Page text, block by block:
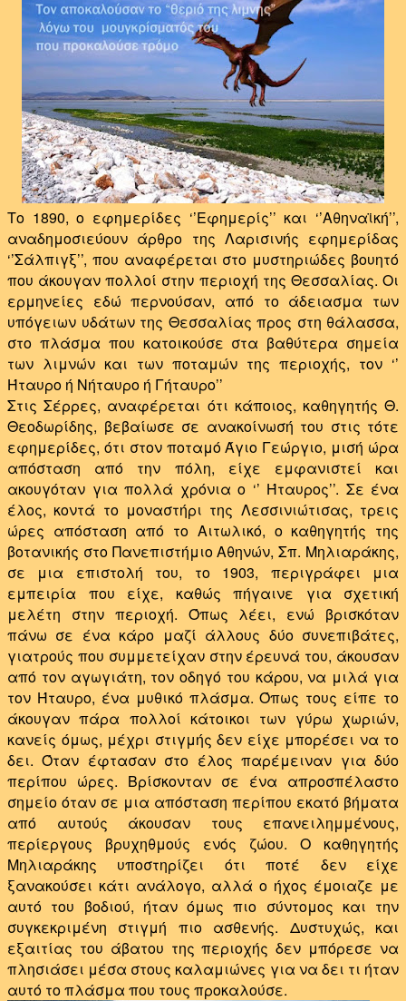
Το 1890, ο εφημερίδες ‘’Εφημερίς’’ και ‘’Αθηναϊκή’’,
αναδημοσιεύουν άρθρο της Λαρισινής εφημερίδας
‘’Σάλπιγξ’’, που αναφέρεται στο μυστηριώδες βουητό
που άκουγαν πολλοί στην περιοχή της Θεσσαλίας. Οι
ερμηνείες εδώ περνούσαν, από το άδειασμα των
υπόγειων υδάτων της Θεσσαλίας προς στη θάλασσα,
στο πλάσμα που κατοικούσε στα βαθύτερα σημεία
των λιμνών και των ποταμών της περιοχής, τον ‘’
Ήταυρο ή Νήταυρο ή Γήταυρο’’
Στις Σέρρες, αναφέρεται ότι κάποιος, καθηγητής Θ.
Θεοδωρίδης, βεβαίωσε σε ανακοίνωσή του στις τότε
εφημερίδες, ότι στον ποταμό Άγιο Γεώργιο, μισή ώρα
απόσταση από την πόλη, είχε εμφανιστεί και
ακουγόταν για πολλά χρόνια ο ‘’ Ήταυρος’’. Σε ένα
έλος, κοντά το μοναστήρι της Λεσσινιώτισας, τρεις
ώρες απόσταση από το Αιτωλικό, ο καθηγητής της
βοτανικής στο Πανεπιστήμιο Αθηνών, Σπ. Μηλιαράκης,
σε μια επιστολή του, το 1903, περιγράφει μια
εμπειρία που είχε, καθώς πήγαινε για σχετική
μελέτη στην περιοχή. Όπως λέει, ενώ βρισκόταν
πάνω σε ένα κάρο μαζί άλλους δύο συνεπιβάτες,
γιατρούς που συμμετείχαν στην έρευνά του, άκουσαν
από τον αγωγιάτη, τον οδηγό του κάρου, να μιλά για
τον Ήταυρο, ένα μυθικό πλάσμα. Όπως τους είπε το
άκουγαν πάρα πολλοί κάτοικοι των γύρω χωριών,
κανείς όμως, μέχρι στιγμής δεν είχε μπορέσει να το
δει. Όταν έφτασαν στο έλος παρέμειναν για δύο
περίπου ώρες. Βρίσκονταν σε ένα απροσπέλαστο
σημείο όταν σε μια απόσταση περίπου εκατό βήματα
από αυτούς άκουσαν τους επανειλημμένους,
περίεργους βρυχηθμούς ενός ζώου. Ο καθηγητής
Μηλιαράκης υποστηρίζει ότι ποτέ δεν είχε
ξανακούσει κάτι ανάλογο, αλλά ο ήχος έμοιαζε με
αυτό του βοδιού, ήταν όμως πιο σύντομος και την
συγκεκριμένη στιγμή πιο ασθενής. Δυστυχώς, και
εξαιτίας του άβατου της περιοχής δεν μπόρεσε να
πλησιάσει μέσα στους καλαμιώνες για να δει τι ήταν
αυτό το πλάσμα που τους προκαλούσε.